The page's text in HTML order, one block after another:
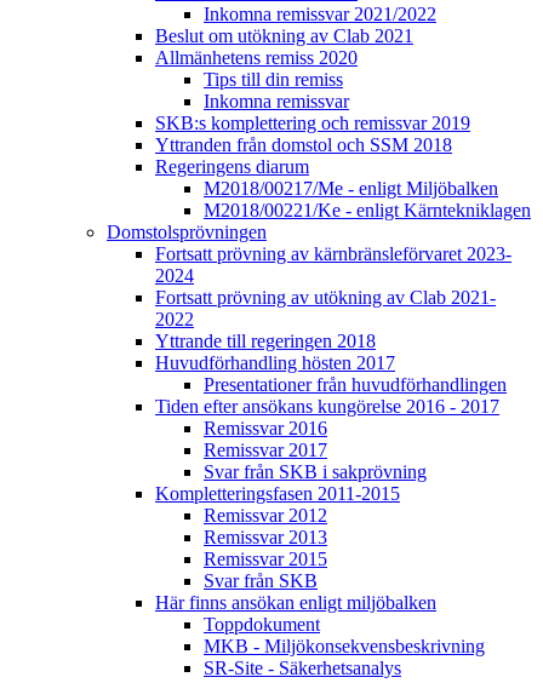
Inkomna remissvar 2021/2022
Beslut om utökning av Clab 2021
Allmänhetens remiss 2020
Tips till din remiss
Inkomna remissvar
SKB:s komplettering och remissvar 2019
Yttranden från domstol och SSM 2018
Regeringens diarum
M2018/00217/Me - enligt Miljöbalken
M2018/00221/Ke - enligt Kärntekniklagen
Domstolsprövningen
Fortsatt prövning av kärnbränsleförvaret 2023-
2024
Fortsatt prövning av utökning av Clab 2021-
2022
Yttrande till regeringen 2018
Huvudförhandling hösten 2017
Presentationer från huvudförhandlingen
Tiden efter ansökans kungörelse 2016 - 2017
Remissvar 2016
Remissvar 2017
Svar från SKB i sakprövning
Kompletteringsfasen 2011-2015
Remissvar 2012
Remissvar 2013
Remissvar 2015
Svar från SKB
Här finns ansökan enligt miljöbalken
Toppdokument
MKB - Miljökonsekvensbeskrivning
SR-Site - Säkerhetsanalys